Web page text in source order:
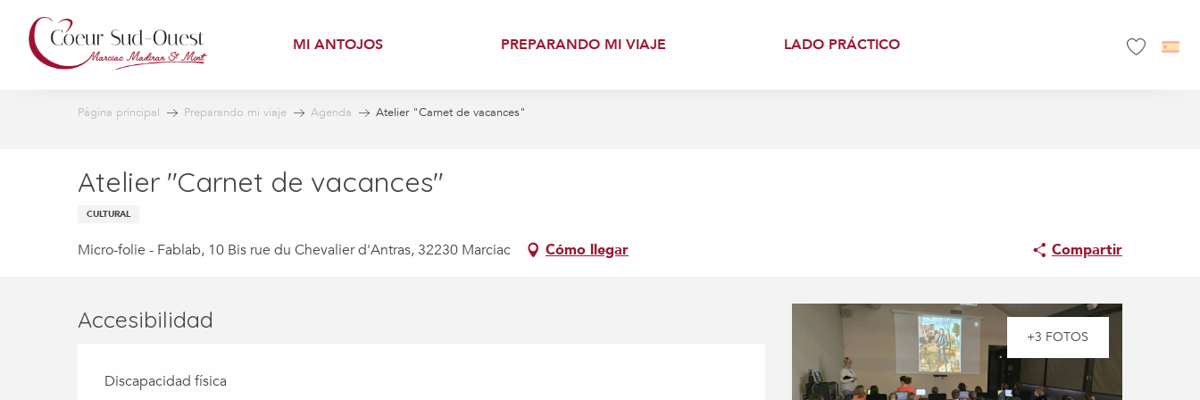
contenu
principal
MI ANTOJOS PREPARANDO MI VIAJE LADO PRÁCTICO
Página principal Preparando mi viaje Agenda Atelier "Carnet de vacances"
Atelier "Carnet de vacances"
CULTURAL
Micro-folie - Fablab, 10 Bis rue du Chevalier d'Antras, 32230 Marciac Cómo llegar Compartir
+3 FOTOS
Accesibilidad
Discapacidad física